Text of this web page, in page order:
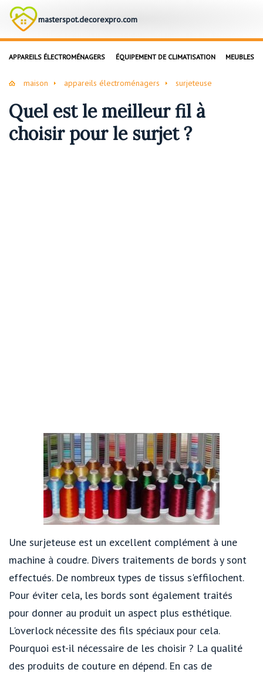
masterspot.decorexpro.com
APPAREILS ÉLECTROMÉNAGERS ÉQUIPEMENT DE CLIMATISATION MEUBLES
maison appareils électroménagers surjeteuse
Quel est le meilleur fil à
choisir pour le surjet ?
Une surjeteuse est un excellent complément à une
machine à coudre. Divers traitements de bords y sont
effectués. De nombreux types de tissus s'effilochent.
Pour éviter cela, les bords sont également traités
pour donner au produit un aspect plus esthétique.
L'overlock nécessite des fils spéciaux pour cela.
Pourquoi est-il nécessaire de les choisir ? La qualité
des produits de couture en dépend. En cas de